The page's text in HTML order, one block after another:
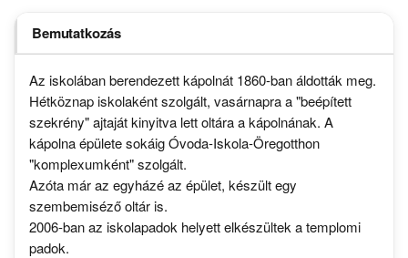
Bemutatkozás
Az iskolában berendezett kápolnát 1860-ban áldották meg.
Hétköznap iskolaként szolgált, vasárnapra a "beépített
szekrény" ajtaját kinyitva lett oltára a kápolnának. A
kápolna épülete sokáig Óvoda-Iskola-Öregotthon
"komplexumként" szolgált.
Azóta már az egyházé az épület, készült egy
szembemiséző oltár is.
2006-ban az iskolapadok helyett elkészültek a templomi
padok.